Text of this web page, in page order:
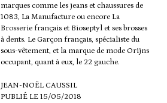
marques comme les jeans et chaussures de
1083, La Manufacture ou encore La
Brosserie français et Bioseptyl et ses brosses
à dents. Le Garçon français, spécialiste du
sous-vêtement, et la marque de mode Orijns
occupant, quant à eux, le 22 gauche.
JEAN-NOËL CAUSSIL
PUBLIÉ LE 15/05/2018